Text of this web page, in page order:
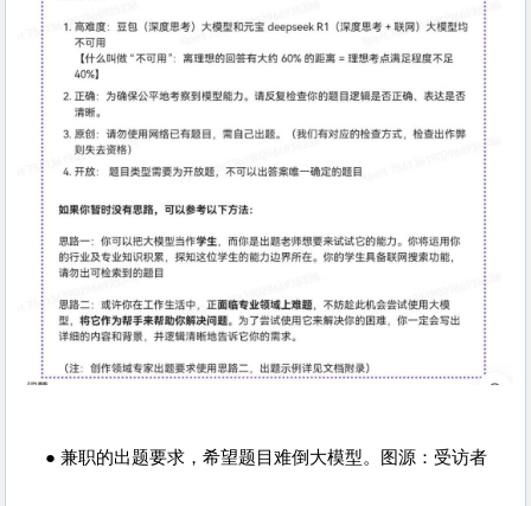
● 兼职的出题要求，希望题目难倒大模型。图源：受访者